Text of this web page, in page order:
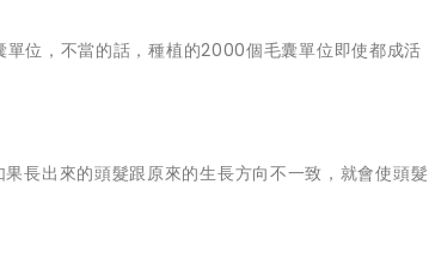
位，不當的話，種植的2000個毛囊單位即使都成活
長出來的頭髮跟原來的生長方向不一致，就會使頭髮